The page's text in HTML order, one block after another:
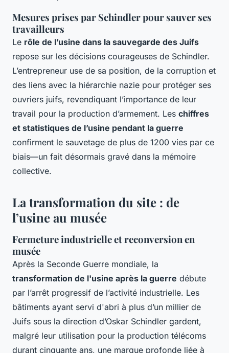
Mesures prises par Schindler pour sauver ses
travailleurs
Le rôle de l’usine dans la sauvegarde des Juifs
repose sur les décisions courageuses de Schindler.
L’entrepreneur use de sa position, de la corruption et
des liens avec la hiérarchie nazie pour protéger ses
ouvriers juifs, revendiquant l’importance de leur
travail pour la production d’armement. Les chiffres
et statistiques de l’usine pendant la guerre
confirment le sauvetage de plus de 1200 vies par ce
biais—un fait désormais gravé dans la mémoire
collective.
La transformation du site : de
l’usine au musée
Fermeture industrielle et reconversion en
musée
Après la Seconde Guerre mondiale, la
transformation de l'usine après la guerre débute
par l’arrêt progressif de l’activité industrielle. Les
bâtiments ayant servi d'abri à plus d’un millier de
Juifs sous la direction d’Oskar Schindler gardent,
malgré leur utilisation pour la production télécoms
durant cinquante ans, une marque profonde liée à